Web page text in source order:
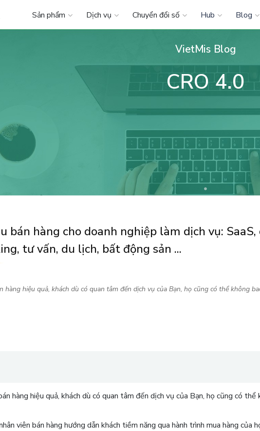
Sản phẩm Dịch vụ Chuyển đổi số Hub Blog
VietMis Blog
CRO 4.0
bán hàng cho doanh nghiệp làm dịch vụ: SaaS,
tư vấn, du lịch, bất động sản ...
hàng hiệu quả, khách dù có quan tâm đến dịch vụ của Bạn, họ cũng có thể không
hàng hiệu quả, khách dù có quan tâm đến dịch vụ của Bạn, họ cũng có thể
viên bán hàng hướng dẫn khách tiềm năng qua hành trình mua hàng của